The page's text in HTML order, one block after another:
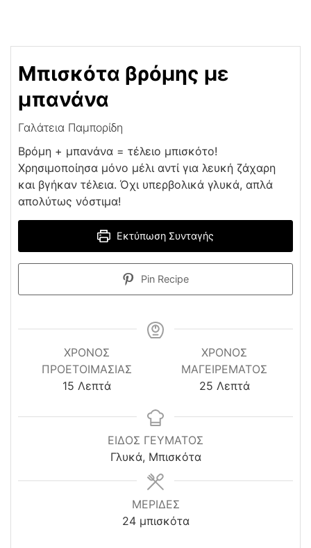
Μπισκότα βρόμης με
μπανάνα
Γαλάτεια Παμπορίδη
Βρόμη + μπανάνα = τέλειο μπισκότο!
Χρησιμοποίησα μόνο μέλι αντί για λευκή ζάχαρη
και βγήκαν τέλεια. Όχι υπερβολικά γλυκά, απλά
απολύτως νόστιμα!
Εκτύπωση Συνταγής
Pin Recipe
ΧΡΌΝΟΣ
ΠΡΟΕΤΟΙΜΑΣΊΑΣ
15 minutes
Λεπτά
ΧΡΟΝΟΣ
ΜΑΓΕΙΡΕΜΑΤΟΣ
25minutes
Λεπτά
ΕΙΔΟΣ ΓΕΥΜΑΤΟΣ
Γλυκά, Μπισκότα
ΜΕΡΙΔΕΣ
24 μπισκότα